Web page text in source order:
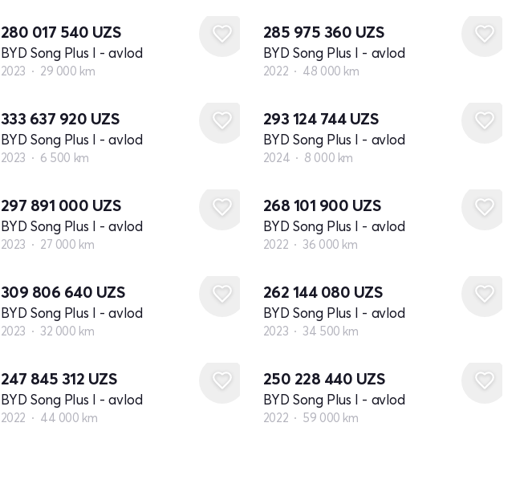
280 017 540 UZS
BYD Song Plus I - avlod
2023 29 000 km
285 975 360 UZS
BYD Song Plus I - avlod
2022 48 000 km
333 637 920 UZS
BYD Song Plus I - avlod
2023 6 500 km
293 124 744 UZS
BYD Song Plus I - avlod
2024 8 000 km
297 891 000 UZS
BYD Song Plus I - avlod
2023 27 000 km
268 101 900 UZS
BYD Song Plus I - avlod
2022 36 000 km
309 806 640 UZS
BYD Song Plus I - avlod
2023 32 000 km
262 144 080 UZS
BYD Song Plus I - avlod
2023 34 500 km
247 845 312 UZS
BYD Song Plus I - avlod
2022 44 000 km
250 228 440 UZS
BYD Song Plus I - avlod
2022 59 000 km